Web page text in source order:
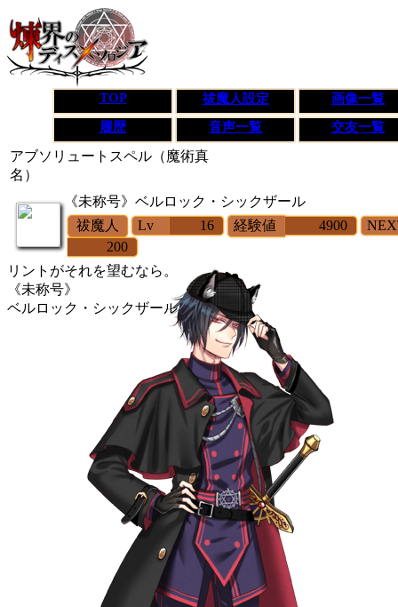
TOP 祓魔人設定
画像一覧
履歴
音声一覧 交友一覧
アブソリュートスペル（魔術真
名）
《未称号》 ベルロック・シックザール
祓魔人
Lv 16 経験値 4900
200
リントがそれを望むなら。
《未称号》
ベルロック・シックザール